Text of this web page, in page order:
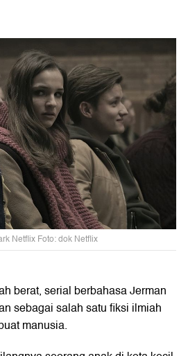
Netflix Foto: dok Netflix
berat, serial berbahasa Jerman
sebagai salah satu fiksi ilmiah
manusia.